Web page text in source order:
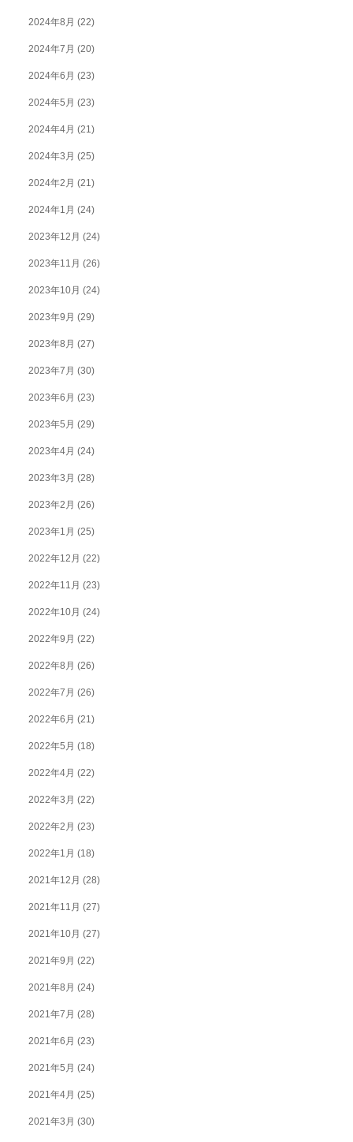
2024年8月 (22)
2024年7月 (20)
2024年6月 (23)
2024年5月 (23)
2024年4月 (21)
2024年3月 (25)
2024年2月 (21)
2024年1月 (24)
2023年12月 (24)
2023年11月 (26)
2023年10月 (24)
2023年9月 (29)
2023年8月 (27)
2023年7月 (30)
2023年6月 (23)
2023年5月 (29)
2023年4月 (24)
2023年3月 (28)
2023年2月 (26)
2023年1月 (25)
2022年12月 (22)
2022年11月 (23)
2022年10月 (24)
2022年9月 (22)
2022年8月 (26)
2022年7月 (26)
2022年6月 (21)
2022年5月 (18)
2022年4月 (22)
2022年3月 (22)
2022年2月 (23)
2022年1月 (18)
2021年12月 (28)
2021年11月 (27)
2021年10月 (27)
2021年9月 (22)
2021年8月 (24)
2021年7月 (28)
2021年6月 (23)
2021年5月 (24)
2021年4月 (25)
2021年3月 (30)